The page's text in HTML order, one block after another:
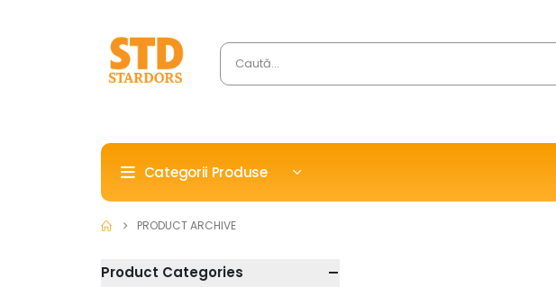
Categorii Produse
PRODUCT ARCHIVE
Product Categories